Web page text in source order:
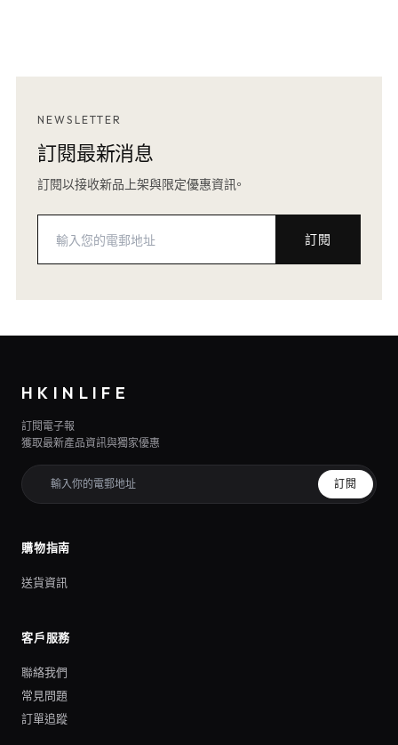
NEWSLETTER
訂閱最新消息
訂閱以接收新品上架與限定優惠資訊。
訂閱
HKINLIFE
訂閱電子報
獲取最新產品資訊與獨家優惠
訂閱
購物指南
送貨資訊
客戶服務
聯絡我們
常見問題
訂單追蹤